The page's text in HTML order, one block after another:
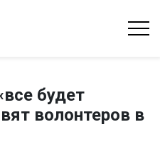
будет
волонтеров в